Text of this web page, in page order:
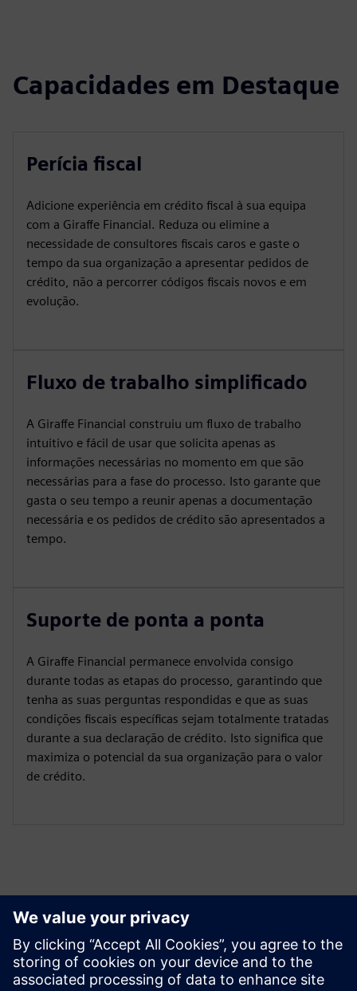
Capacidades em Destaque
Perícia fiscal
Adicione experiência em crédito fiscal à sua equipa
com a Giraffe Financial. Reduza ou elimine a
necessidade de consultores fiscais caros e gaste o
tempo da sua organização a apresentar pedidos de
crédito, não a percorrer códigos fiscais novos e em
evolução.
Fluxo de trabalho simplificado
A Giraffe Financial construiu um fluxo de trabalho
intuitivo e fácil de usar que solicita apenas as
informações necessárias no momento em que são
necessárias para a fase do processo. Isto garante que
gasta o seu tempo a reunir apenas a documentação
necessária e os pedidos de crédito são apresentados a
tempo.
Suporte de ponta a ponta
A Giraffe Financial permanece envolvida consigo
durante todas as etapas do processo, garantindo que
tenha as suas perguntas respondidas e que as suas
condições fiscais específicas sejam totalmente tratadas
durante a sua declaração de crédito. Isto significa que
maximiza o potencial da sua organização para o valor
de crédito.
Explorar Recursos e
Produtos Relacionados